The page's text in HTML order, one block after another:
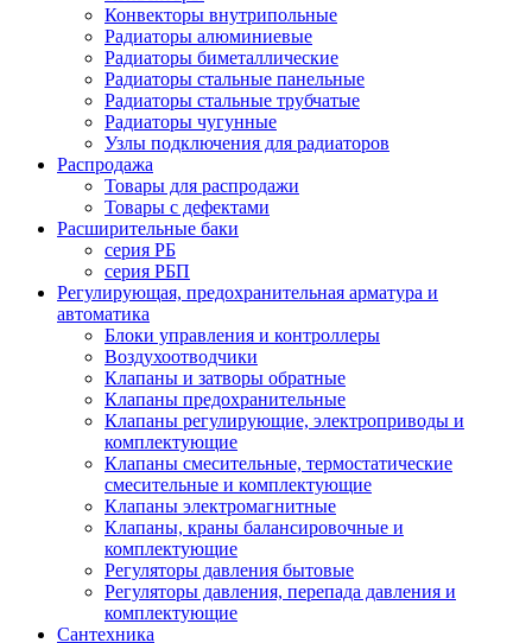
Конвекторы внутрипольные
Радиаторы алюминиевые
Радиаторы биметаллические
Радиаторы стальные панельные
Радиаторы стальные трубчатые
Радиаторы чугунные
Узлы подключения для радиаторов
Распродажа
Товары для распродажи
Товары с дефектами
Расширительные баки
серия РБ
серия РБП
Регулирующая, предохранительная арматура и
автоматика
Блоки управления и контроллеры
Воздухоотводчики
Клапаны и затворы обратные
Клапаны предохранительные
Клапаны регулирующие, электроприводы и
комплектующие
Клапаны смесительные, термостатические
смесительные и комплектующие
Клапаны электромагнитные
Клапаны, краны балансировочные и
комплектующие
Регуляторы давления бытовые
Регуляторы давления, перепада давления и
комплектующие
Сантехника